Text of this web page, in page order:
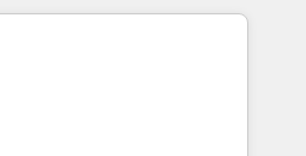
Advanced Website and
in-house "HubScrub" Tool.
and training. That means
team you need to
close deals faster, and grow
how to: •